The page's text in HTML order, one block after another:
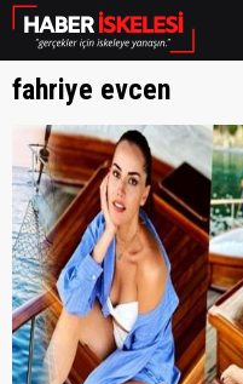
fahriye evcen